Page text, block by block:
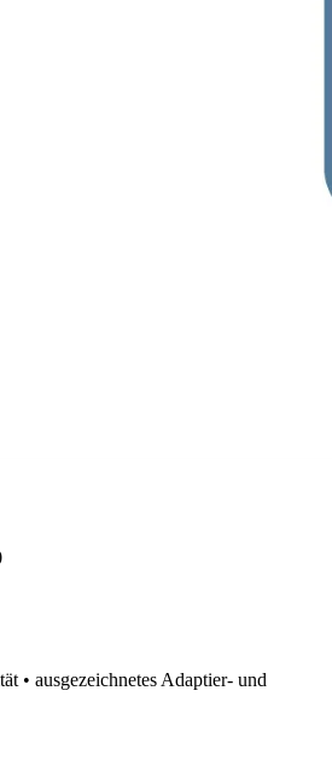
• ausgezeichnetes Adaptier- und